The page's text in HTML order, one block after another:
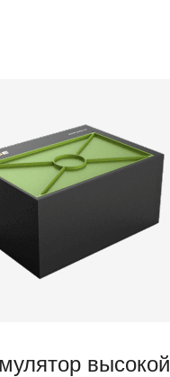
высокой